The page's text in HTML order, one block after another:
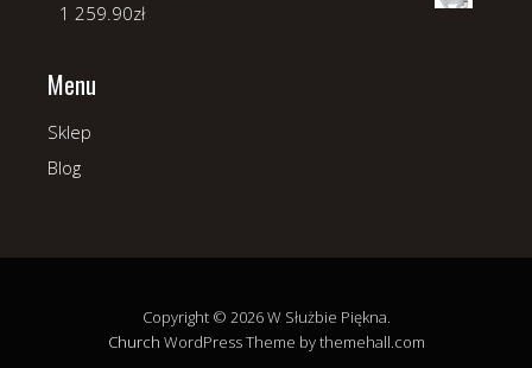
1 259.90zł
Menu
Sklep
Blog
Copyright © 2026 W Służbie Piękna.
Church WordPress Theme by themehall.com